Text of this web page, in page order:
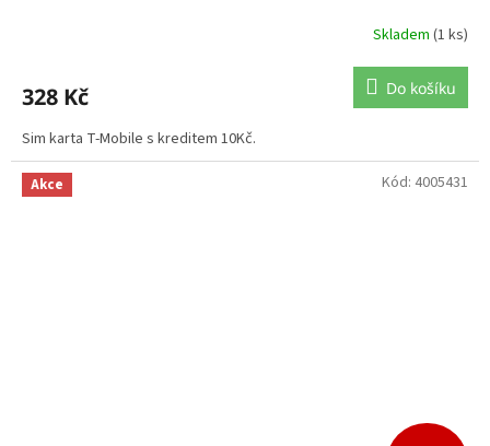
Skladem (1 ks)
328 Kč Do košíku
Sim karta T-Mobile s kreditem 10Kč.
Akce Kód: 4005431